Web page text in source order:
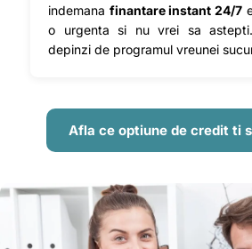
indemana finantare instant 24/7
o urgenta si nu vrei sa
depinzi de programul vreunei
Afla ce optiune de credit ti